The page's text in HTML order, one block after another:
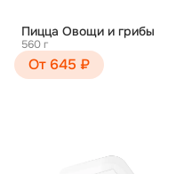
Пицца Овощи и грибы
560 г
От 645 ₽